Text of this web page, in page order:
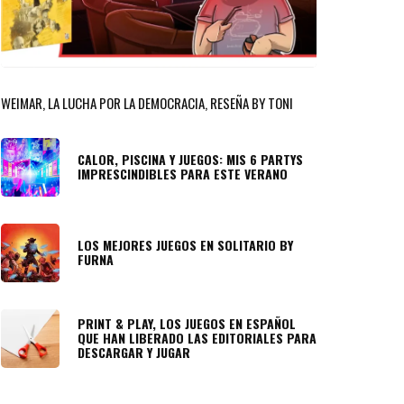
WEIMAR, LA LUCHA POR LA DEMOCRACIA, RESEÑA BY TONI
CALOR, PISCINA Y JUEGOS: MIS 6 PARTYS
IMPRESCINDIBLES PARA ESTE VERANO
LOS MEJORES JUEGOS EN SOLITARIO BY
FURNA
PRINT & PLAY, LOS JUEGOS EN ESPAÑOL
QUE HAN LIBERADO LAS EDITORIALES PARA
DESCARGAR Y JUGAR